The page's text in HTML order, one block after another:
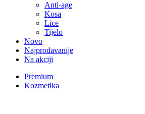
Anti-age
Kosa
Lice
Tijelo
Novo
Najprodavanije
Na akciji
Premium
Kozmetika